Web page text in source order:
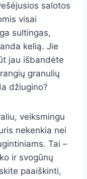
salotos
visai
sultingas,
kelią. Jie
jau išbandėte
granulių
džiugino?
veiksmingu
nekenkia nei
Tai –
ir svogūnų
paaiškinti,